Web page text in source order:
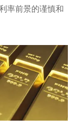
率前景的谨慎和